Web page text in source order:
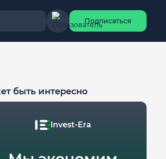
Подписаться
быть интересно
Invest-Era